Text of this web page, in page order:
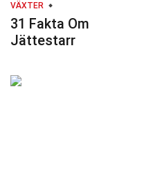
VÄXTER
31 Fakta Om
Jättestarr